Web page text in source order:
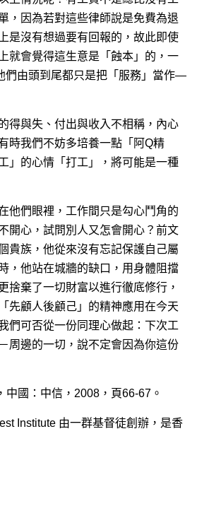
，因為若對這些律師說是免費為退
是沒有想過要有回報的，故此即使
就會覺得這生意是「蝕本」的，一
們由頭到尾都只是把「服務」當作—
得與失、付出與收入不相稱，內心
時我們不妨多培養一點「阿Q精
」的心情「打工」，將可能是一種
他們眼裡，工作間只是勾心鬥角的
開心，試問別人又怎會開心？前文
貴族，他從來沒有忘記保護自己屬
，他站在城牆的缺口，用身體阻擋
捨棄了一切財富以進行徹底修行，
先顧人後顧己」的精神應用在今天
們可否從一份同理心做起：下次工
周邊的一切，說不定會因為你這份
國：中信，2008，頁66-67。
Institute 由一群基督徒創辦，是香